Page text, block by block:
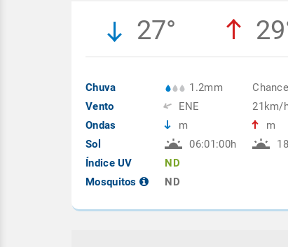
27°
Chuva
Vento
Ondas
Sol
Índice UV
Mosquitos
1.2mm
ENE
m
06:01:00h
ND
ND
21km/
m